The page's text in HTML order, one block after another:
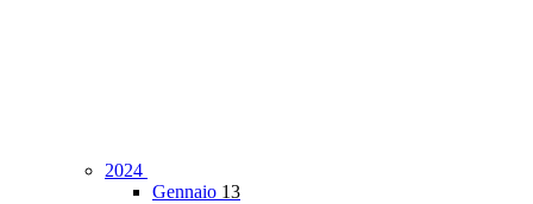
2024
Gennaio 13